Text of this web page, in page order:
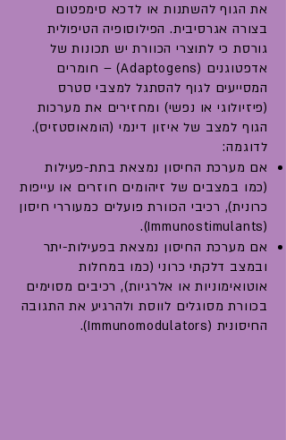
את הגוף להשתנות או לדכא סימפטום
בצורה אגרסיבית. הפילוסופיה הטיפולית
גורסת כי לתוצרי הכוורת יש תכונות של
אדפטוגנים (Adaptogens) – חומרים
המסייעים לגוף להסתגל למצבי סטרס
(פיזיולוגי או נפשי) ומחזירים את מערכות
הגוף למצב של איזון דינמי (הומאוסטזיס).
לדוגמה:
אם מערכת החיסון נמצאת בתת-פעילות
(כמו במצבים של זיהומים חוזרים או עייפות
כרונית), רכיבי הכוורת פועלים כמעוררי חיסון
(Immunostimulants).
אם מערכת החיסון נמצאת בפעילות-יתר
ובמצב דלקתי כרוני (כמו במחלות
אוטואימוניות או אלרגיות), רכיבים מסוימים
בכוורת מסוגלים לווסת ולהרגיע את התגובה
החיסונית (Immunomodulators).